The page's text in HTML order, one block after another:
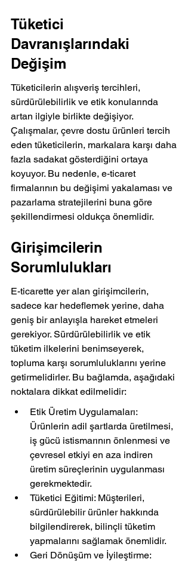
Tüketici
Davranışlarındaki
Değişim
Tüketicilerin alışveriş tercihleri,
sürdürülebilirlik ve etik konularında
artan ilgiyle birlikte değişiyor.
Çalışmalar, çevre dostu ürünleri tercih
eden tüketicilerin, markalara karşı daha
fazla sadakat gösterdiğini ortaya
koyuyor. Bu nedenle, e-ticaret
firmalarının bu değişimi yakalaması ve
pazarlama stratejilerini buna göre
şekillendirmesi oldukça önemlidir.
Girişimcilerin
Sorumlulukları
E-ticarette yer alan girişimcilerin,
sadece kar hedeflemek yerine, daha
geniş bir anlayışla hareket etmeleri
gerekiyor. Sürdürülebilirlik ve etik
tüketim ilkelerini benimseyerek,
topluma karşı sorumluluklarını yerine
getirmelidirler. Bu bağlamda, aşağıdaki
noktalara dikkat edilmelidir:
Etik Üretim Uygulamaları:
Ürünlerin adil şartlarda üretilmesi,
iş gücü istismarının önlenmesi ve
çevresel etkiyi en aza indiren
üretim süreçlerinin uygulanması
gerekmektedir.
Tüketici Eğitimi: Müşterileri,
sürdürülebilir ürünler hakkında
bilgilendirerek, bilinçli tüketim
yapmalarını sağlamak önemlidir.
Geri Dönüşüm ve İyileştirme: